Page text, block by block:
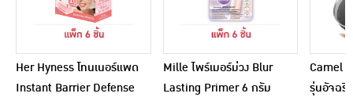
Her Hyness โทนเนอร์แพด
Instant Barrier Defense
Mille ไพร์เมอร์ม่วง Blur
Lasting Primer 6 กรัม
Camel
รุ่นอัจฉริ